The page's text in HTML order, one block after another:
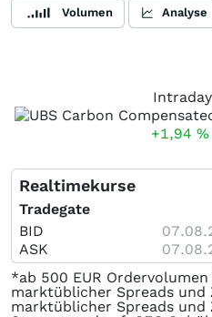
Volumen Analyse
Intraday
+1,94 %
Realtimekurse
Tradegate
BID
ASK
*ab 500 EUR
marktüblicher Spreads
marktüblicher Spreads und